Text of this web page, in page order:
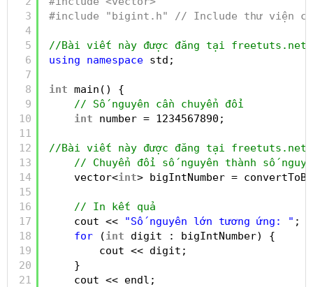
3
4
5
6
7
8
9
10
11
12
13
14
15
16
17
18
19
20
21
#include "bigint.h" // Include thư viện
//Bài viết này được đăng tại freetuts.net
using
namespace std;
int main() {
// Số nguyên cần chuyển đổi
int
number = 1234567890;
//Bài viết này được đăng tại freetuts.net
// Chuyển đổi số nguyên thành số
vector<int> bigIntNumber =
// In kết quả
cout <<
"Số nguyên lớn tương ứng: " ;
for
(int
digit : bigIntNumber) {
cout << digit;
}
cout << endl;